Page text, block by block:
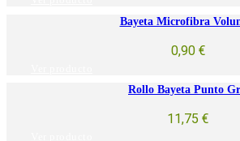
Bayeta Microfibra
0,90 €
Rollo Bayeta Punto
11,75 €